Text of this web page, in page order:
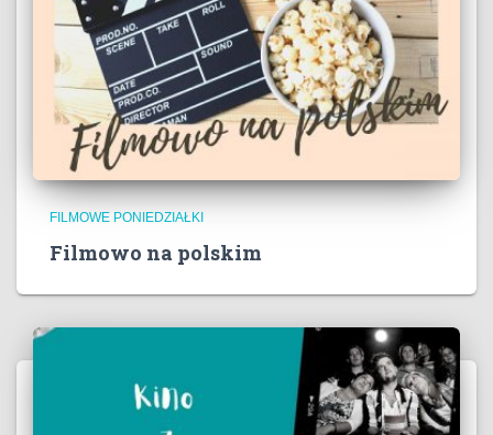
FILMOWE PONIEDZIAŁKI
Filmowo na polskim